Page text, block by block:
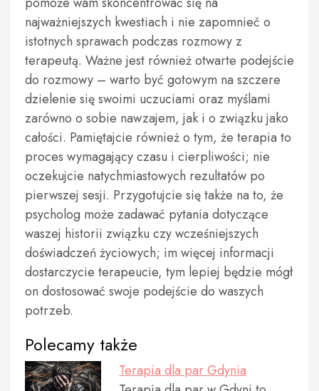
najważniejszych kwestiach i nie zapomnieć o
istotnych sprawach podczas rozmowy z
terapeutą. Ważne jest również otwarte podejście
do rozmowy – warto być gotowym na szczere
dzielenie się swoimi uczuciami oraz myślami
zarówno o sobie nawzajem, jak i o związku jako
całości. Pamiętajcie również o tym, że terapia to
proces wymagający czasu i cierpliwości; nie
oczekujcie natychmiastowych rezultatów po
pierwszej sesji. Przygotujcie się także na to, że
psycholog może zadawać pytania dotyczące
waszej historii związku czy wcześniejszych
doświadczeń życiowych; im więcej informacji
dostarczycie terapeucie, tym lepiej będzie mógł
on dostosować swoje podejście do waszych
potrzeb.
Polecamy także
Terapia dla par Gdynia